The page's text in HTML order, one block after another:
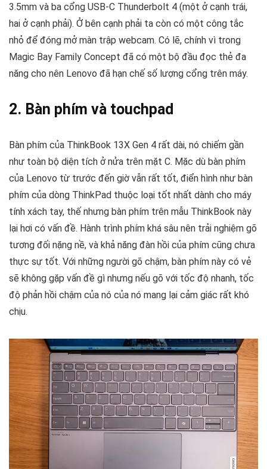
3.5mm và ba cổng USB-C Thunderbolt 4 (một ở cạnh trái,
hai ở cạnh phải). Ở bên cạnh phải ta còn có một công tắc
nhỏ để đóng mở màn trập webcam. Có lẽ, chính vì trong
Magic Bay Family Concept đã có một bộ đầu đọc thẻ đa
năng cho nên Lenovo đã hạn chế số lượng cổng trên máy.
2. Bàn phím và touchpad
Bàn phím của ThinkBook 13X Gen 4 rất dài, nó chiếm gần
như toàn bộ diện tích ở nửa trên mặt C. Mặc dù bàn phím
của Lenovo từ trước đến giờ vẫn rất tốt, điển hình như bàn
phím của dòng ThinkPad thuộc loại tốt nhất dành cho máy
tính xách tay, thế nhưng bàn phím trên mẫu ThinkBook này
lại hơi có vấn đề. Hành trình phím khá sâu nên trải nghiệm gõ
tương đối nặng nề, và khả năng đàn hồi của phím cũng chưa
thực sự tốt. Với những người gõ chậm, bàn phím này có vẻ
sẽ không gặp vấn đề gì nhưng nếu gõ với tốc độ nhanh, tốc
độ phản hồi chậm của nó của nó mang lại cảm giác rất khó
chịu.